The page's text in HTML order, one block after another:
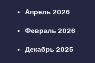
Апрель 2026
Февраль 2026
Декабрь 2025